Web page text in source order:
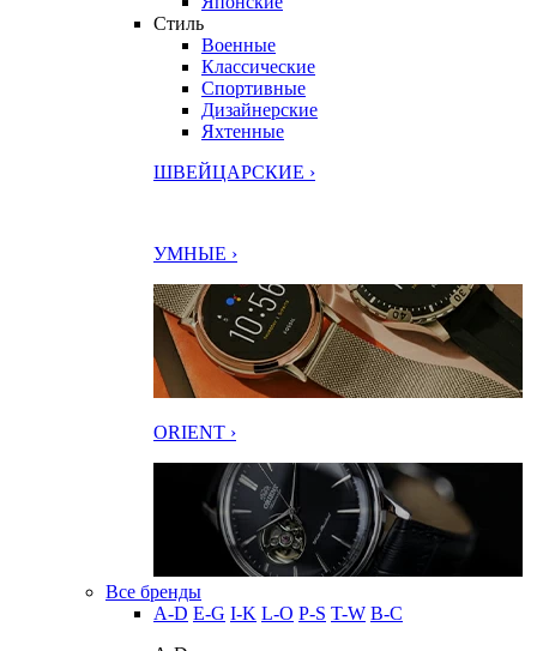
Стиль
Военные
Классические
Спортивные
Дизайнерские
Яхтенные
ШВЕЙЦАРСКИЕ ›
УМНЫЕ ›
ORIENT ›
Все бренды
A-D E-G I-K L-O P-S T-W В-С